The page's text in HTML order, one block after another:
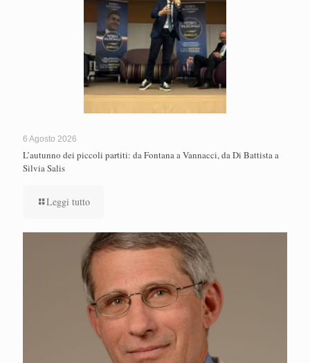
6 Agosto 2026
L’autunno dei piccoli partiti: da Fontana a Vannacci, da Di Battista a
Silvia Salis
Leggi tutto